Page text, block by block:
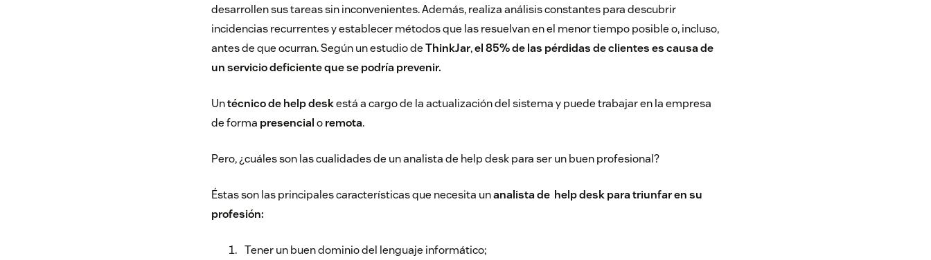
desarrollen sus tareas sin inconvenientes. Además, realiza análisis constantes para descubrir
incidencias recurrentes y establecer métodos que las resuelvan en el menor tiempo posible o, incluso,
antes de que ocurran. Según un estudio deThinkJar,el 85% de las pérdidas de clientes es causa de
un servicio deficiente que se podría prevenir.
Untécnico de help deskestá a cargo de la actualización del sistema y puede trabajar en la empresa
de forma presencialoremota.
Pero, ¿cuáles son las cualidades de un analista de help desk para ser un buen profesional?
Éstas son las principales características que necesita unanalista de help desk para triunfar en su
profesión:
Tener un buen dominio del lenguaje informático;